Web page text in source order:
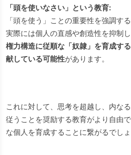
「頭を使いなさい」という教育:
「頭を使う」ことの重要性を強調する
実際には個人の直感や創造性を抑制
権力構造に従順な「奴隷」を育成す
献している可能性があります。
これに対して、思考を超越し、内な
従うことを奨励する教育がより自由
な個人を育成することに繋がるでしょ